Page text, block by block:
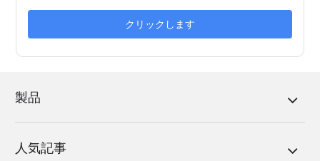
クリックします
製品
人気記事